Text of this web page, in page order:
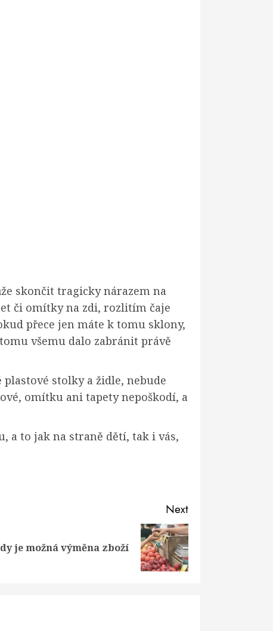
skončit tragicky nárazem na
či omítky na zdi, rozlitím čaje
přece jen máte k tomu sklony,
všemu dalo zabránit právě
stolky a židle, nebude
omítku ani tapety nepoškodí, a
a to jak na straně dětí, tak i vás,
Next
je možná výměna zboží